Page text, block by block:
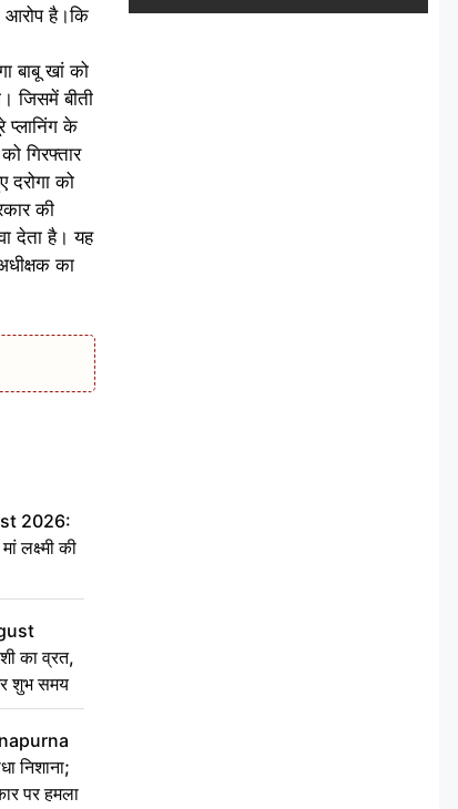
आरोप है।कि
बाबू खां को
जिसमें बीती
प्लानिंग के
गिरफ्तार
दरोगा को
की
देता है। यह
का
2026:
लक्ष्मी की
का व्रत,
शुभ समय
निशाना;
पर हमला
और शुभ समय